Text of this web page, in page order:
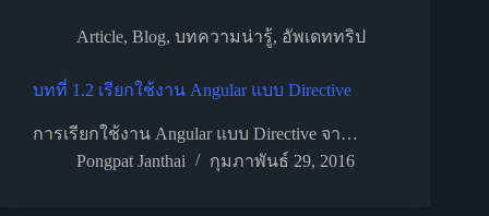
Article, Blog, บทความน่ารู้, อัพเดททริป
บทที่ 1.2 เรียกใช้งาน Angular แบบ Directive
การเรียกใช้งาน Angular แบบ Directive จา…
Pongpat Janthai
กุมภาพันธ์ 29, 2016